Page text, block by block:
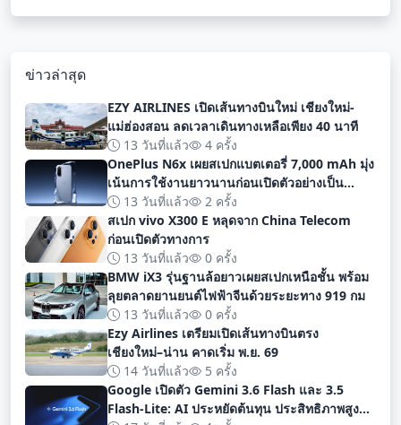
ข่าวล่าสุด
EZY AIRLINES เปิดเส้นทางบินใหม่ เชียงใหม่-
แม่ฮ่องสอน ลดเวลาเดินทางเหลือเพียง 40 นาที
13 วันที่แล้ว
4 ครั้ง
OnePlus N6x เผยสเปกแบตเตอรี่ 7,000 mAh มุ่ง
เน้นการใช้งานยาวนานก่อนเปิดตัวอย่างเป็น
ทางการ
13 วันที่แล้ว
2 ครั้ง
สเปก vivo X300 E หลุดจาก China Telecom
ก่อนเปิดตัวทางการ
13 วันที่แล้ว
0 ครั้ง
BMW iX3 รุ่นฐานล้อยาวเผยสเปกเหนือชั้น พร้อม
ลุยตลาดยานยนต์ไฟฟ้าจีนด้วยระยะทาง 919 กม
13 วันที่แล้ว
0 ครั้ง
Ezy Airlines เตรียมเปิดเส้นทางบินตรง
เชียงใหม่–น่าน คาดเริ่ม พ.ย. 69
14 วันที่แล้ว
5 ครั้ง
Google เปิดตัว Gemini 3.6 Flash และ 3.5
Flash-Lite: AI ประหยัดต้นทุน ประสิทธิภาพสูง